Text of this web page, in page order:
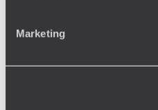
Marketing